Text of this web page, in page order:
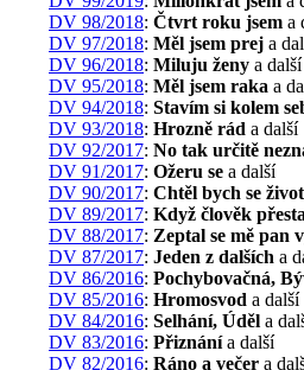
DV 98/2018: Čtvrt roku jsem a
DV 97/2018: Měl jsem prej a
DV 96/2018: Miluju ženy a další
DV 95/2018: Měl jsem raka a
DV 94/2018: Stavím si kolem
DV 93/2018: Hrozně rád a další
DV 92/2017: No tak určitě
DV 91/2017: Ožeru se a další
DV 90/2017: Chtěl bych se
DV 89/2017: Když člověk
DV 88/2017: Zeptal se mě pan
DV 87/2017: Jeden z dalších a
DV 86/2016: Pochybovačná,
DV 85/2016: Hromosvod a další
DV 84/2016: Selhání, Úděl a
DV 83/2016: Přiznánía další
DV 82/2016: Ráno a večer a